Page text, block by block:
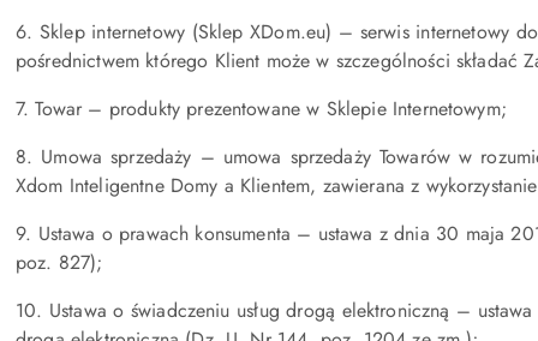
6. Sklep internetowy (Sklep XDom.eu) – serwis internetowy
pośrednictwem którego Klient może w szczególności składać
7. Towar – produkty prezentowane w Sklepie Internetowym;
8. Umowa sprzedaży – umowa sprzedaży Towarów w
Xdom Inteligentne Domy a Klientem, zawierana z
9. Ustawa o prawach konsumenta – ustawa z dnia 30 maja
poz. 827);
10. Ustawa o świadczeniu usług drogą elektroniczną –